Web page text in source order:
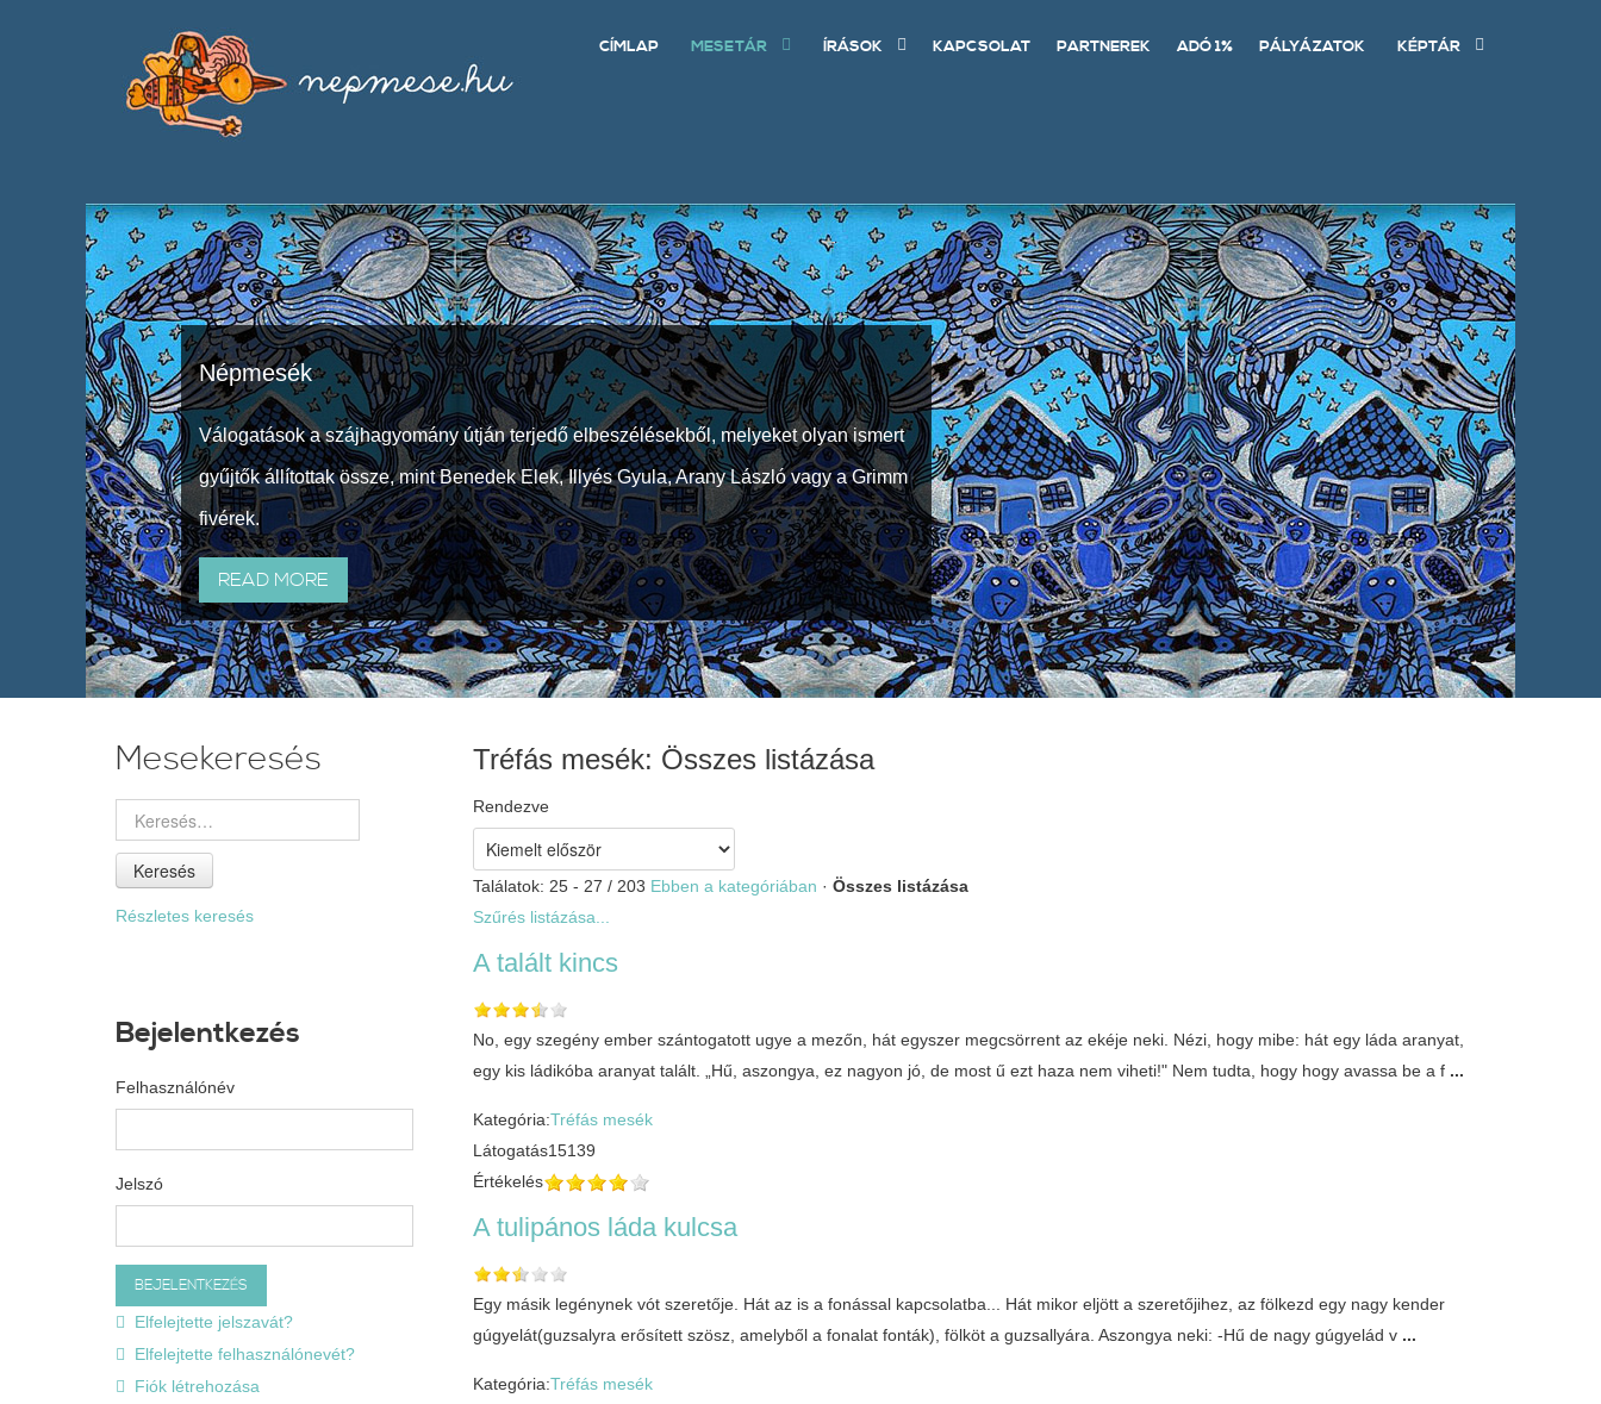
CÍMLAP MESETÁR ÍRÁSOK KAPCSOLAT PARTNEREK ADÓ 1% PÁLYÁZATOK KÉPTÁR
Népmesék
Válogatások a szájhagyomány útján terjedő elbeszélésekből, melyeket olyan ismert
gyűjtők állítottak össze, mint Benedek Elek, Illyés Gyula, Arany László vagy a Grimm
fivérek.
READ MORE
Tréfás mesék: Összes listázása
Rendezve
Találatok: 25 - 27 / 203 Ebben a kategóriában · Összes listázása
Szűrés listázása...
A talált kincs
No, egy szegény ember szántogatott ugye a mezőn, hát egyszer megcsörrent az ekéje neki. Nézi, hogy mibe: hát egy láda aranyat,
egy kis ládikóba aranyat talált. „Hű, aszongya, ez nagyon jó, de most ű ezt haza nem viheti!" Nem tudta, hogy hogy avassa be a f ...
Kategória:Tréfás mesék
Látogatás15139
Értékelés
A tulipános láda kulcsa
Egy másik legénynek vót szeretője. Hát az is a fonással kapcsolatba... Hát mikor eljött a szeretőjihez, az fölkezd egy nagy kender
gúgyelát(guzsalyra erősített szösz, amelyből a fonalat fonták), fölköt a guzsallyára. Aszongya neki: -Hű de nagy gúgyelád v ...
Kategória:Tréfás mesék
Mesekeresés
Keresés
Részletes keresés
Bejelentkezés
Felhasználónév
Jelszó
Elfelejtette jelszavát?
Elfelejtette felhasználónevét?
Fiók létrehozása